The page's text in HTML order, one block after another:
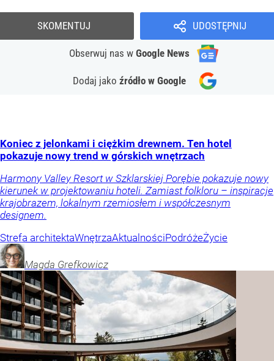
UDOSTĘPNIJ
Obserwuj nas w Google News
Dodaj jako źródło w Google
SKOMENTUJ
Koniec z jelonkami i ciężkim drewnem. Ten hotel
pokazuje nowy trend w górskich wnętrzach
Harmony Valley Resort w Szklarskiej Porębie pokazuje nowy
kierunek w projektowaniu hoteli. Zamiast folkloru – inspiracje
krajobrazem, lokalnym rzemiosłem i współczesnym
designem.
Strefa architektaWnętrzaAktualnościPodróżeŻycie
Magda Grefkowicz